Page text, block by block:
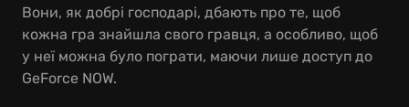
Вони, як добрі господарі, дбають про те, щоб
кожна гра знайшла свого гравця, а особливо, щоб
у неї можна було пограти, маючи лише доступ до
GeForce NOW.